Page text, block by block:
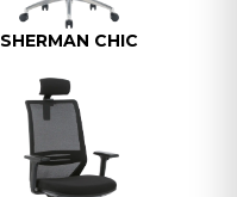
SHERMAN CHIC